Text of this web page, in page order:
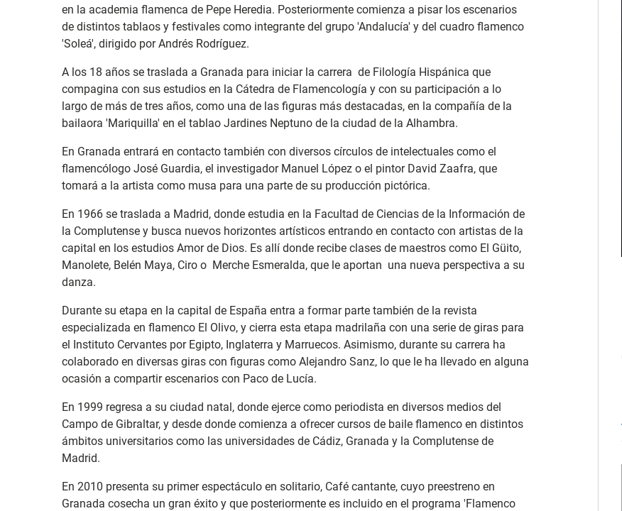
en la academia flamenca de Pepe Heredia. Posteriormente comienza a pisar los escenarios
de distintos tablaos y festivales como integrante del grupo 'Andalucía' y del cuadro flamenco
'Soleá', dirigido por Andrés Rodríguez.
A los 18 años se traslada a Granada para iniciar la carrera de Filología Hispánica que
compagina con sus estudios en la Cátedra de Flamencología y con su participación a lo
largo de más de tres años, como una de las figuras más destacadas, en la compañía de la
bailaora 'Mariquilla' en el tablao Jardines Neptuno de la ciudad de la Alhambra.
En Granada entrará en contacto también con diversos círculos de intelectuales como el
flamencólogo José Guardia, el investigador Manuel López o el pintor David Zaafra, que
tomará a la artista como musa para una parte de su producción pictórica.
En 1966 se traslada a Madrid, donde estudia en la Facultad de Ciencias de la Información de
la Complutense y busca nuevos horizontes artísticos entrando en contacto con artistas de la
capital en los estudios Amor de Dios. Es allí donde recibe clases de maestros como El Güito,
Manolete, Belén Maya, Ciro o Merche Esmeralda, que le aportan una nueva perspectiva a su
danza.
Durante su etapa en la capital de España entra a formar parte también de la revista
especializada en flamenco El Olivo, y cierra esta etapa madrilaña con una serie de giras para
el Instituto Cervantes por Egipto, Inglaterra y Marruecos. Asimismo, durante su carrera ha
colaborado en diversas giras con figuras como Alejandro Sanz, lo que le ha llevado en alguna
ocasión a compartir escenarios con Paco de Lucía.
En 1999 regresa a su ciudad natal, donde ejerce como periodista en diversos medios del
Campo de Gibraltar, y desde donde comienza a ofrecer cursos de baile flamenco en distintos
ámbitos universitarios como las universidades de Cádiz, Granada y la Complutense de
Madrid.
En 2010 presenta su primer espectáculo en solitario, Café cantante, cuyo preestreno en
Granada cosecha un gran éxito y que posteriormente es incluido en el programa 'Flamenco